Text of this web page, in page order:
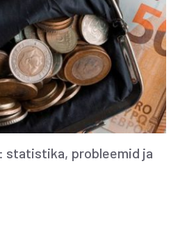
statistika, probleemid ja